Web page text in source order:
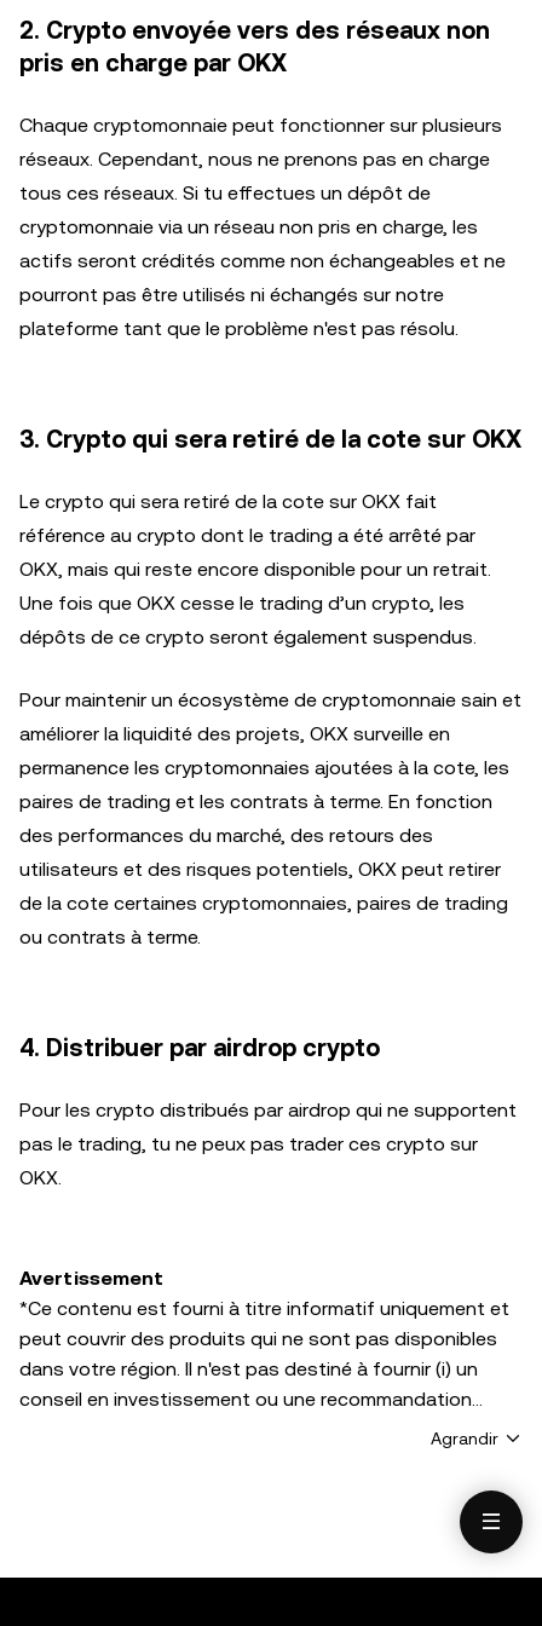
2. Crypto envoyée vers des réseaux non
pris en charge par OKX
Chaque cryptomonnaie peut fonctionner sur plusieurs
réseaux. Cependant, nous ne prenons pas en charge
tous ces réseaux. Si tu effectues un dépôt de
cryptomonnaie via un réseau non pris en charge, les
actifs seront crédités comme non échangeables et ne
pourront pas être utilisés ni échangés sur notre
plateforme tant que le problème n'est pas résolu.
3. Crypto qui sera retiré de la cote sur OKX
Le crypto qui sera retiré de la cote sur OKX fait
référence au crypto dont le trading a été arrêté par
OKX, mais qui reste encore disponible pour un retrait.
Une fois que OKX cesse le trading d’un crypto, les
dépôts de ce crypto seront également suspendus.
Pour maintenir un écosystème de cryptomonnaie sain et
améliorer la liquidité des projets, OKX surveille en
permanence les cryptomonnaies ajoutées à la cote, les
paires de trading et les contrats à terme. En fonction
des performances du marché, des retours des
utilisateurs et des risques potentiels, OKX peut retirer
de la cote certaines cryptomonnaies, paires de trading
ou contrats à terme.
4. Distribuer par airdrop crypto
Pour les crypto distribués par airdrop qui ne supportent
pas le trading, tu ne peux pas trader ces crypto sur
OKX.
Avertissement
*Ce contenu est fourni à titre informatif uniquement et
peut couvrir des produits qui ne sont pas disponibles
dans votre région. Il n'est pas destiné à fournir (i) un
conseil en investissement ou une recommandation
d'investissement ; (ii) une offre ou une sollicitation
détenu(e)s, notamment les stablecoins et les NFT,
présentent un degré de risque élevé et peuvent fluctuer
Agrandir